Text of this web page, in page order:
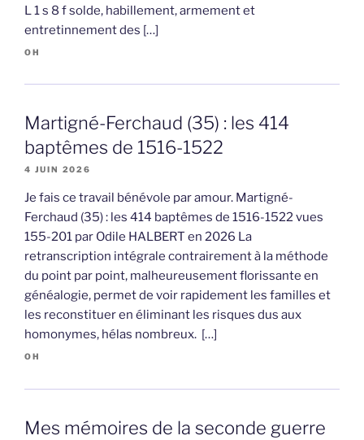
L 1 s 8 f solde, habillement, armement et
entretinnement des […]
OH
Martigné-Ferchaud (35) : les 414
baptêmes de 1516-1522
4 JUIN 2026
Je fais ce travail bénévole par amour. Martigné-
Ferchaud (35) : les 414 baptêmes de 1516-1522 vues
155-201 par Odile HALBERT en 2026 La
retranscription intégrale contrairement à la méthode
du point par point, malheureusement florissante en
généalogie, permet de voir rapidement les familles et
les reconstituer en éliminant les risques dus aux
homonymes, hélas nombreux. […]
OH
Mes mémoires de la seconde guerre